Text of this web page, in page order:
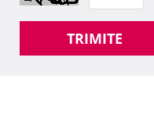
TRIMITE